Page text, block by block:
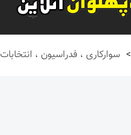
> سوارکاری ، فدراسیون ، انتخابات